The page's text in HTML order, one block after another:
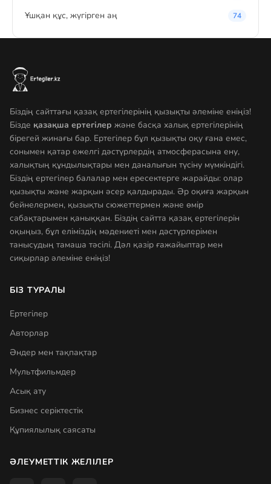
Ұшқан құс, жүгірген аң 74
Біздің сайттағы қазақ ертегілерінің қызықты әлеміне еніңіз!
Бізде қазақша ертегілер және басқа халық ертегілерінің
бірегей жинағы бар. Ертегілер бұл қызықты оқу ғана емес,
сонымен қатар ежелгі дәстүрлердің атмосферасына ену,
халықтың құндылықтары мен даналығын түсіну мүмкіндігі.
Біздің ертегілер балалар мен ересектерге жарайды: олар
қызықты және жарқын әсер қалдырады. Әр оқиға жарқын
бейнелермен, қызықты сюжеттермен және өмір
сабақтарымен қаныққан. Біздің сайтта қазақ ертегілерін
оқыңыз, бұл еліміздің мәдениеті мен дәстүрлерімен
танысудың тамаша тәсілі. Дәл қазір ғажайыптар мен
сиқырлар әлеміне еніңіз!
БІЗ ТУРАЛЫ
Ертегілер
Авторлар
Әндер мен тақпақтар
Мультфильмдер
Асық ату
Бизнес серіктестік
Құпиялылық саясаты
ӘЛЕУМЕТТІК ЖЕЛІЛЕР